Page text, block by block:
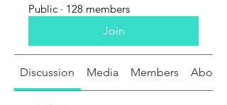
Public · 128 members
Join
Discussion Media Members About